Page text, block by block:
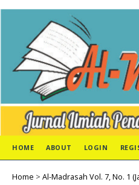
HOME ABOUT LOGIN
Home > Al-Madrasah Vol. 7, No. 1